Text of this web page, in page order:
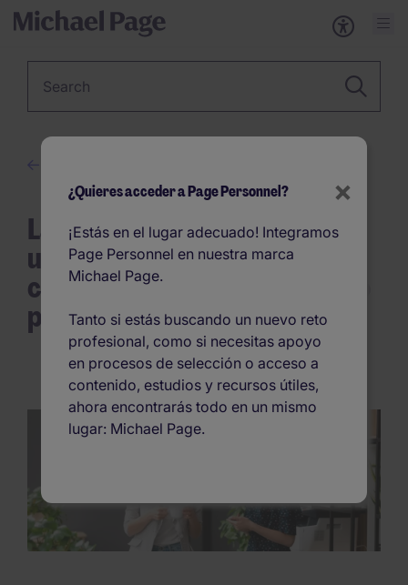
La inteligencia emocional:
una habilidad a tener en
cuenta para ser el candidato
perfecto
×
¿Quieres acceder a Page Personnel?
¡Estás en el lugar adecuado! Integramos
Page Personnel en nuestra marca
Michael Page.
Tanto si estás buscando un nuevo reto
profesional, como si necesitas apoyo
en procesos de selección o acceso a
contenido, estudios y recursos útiles,
ahora encontrarás todo en un mismo
lugar: Michael Page.